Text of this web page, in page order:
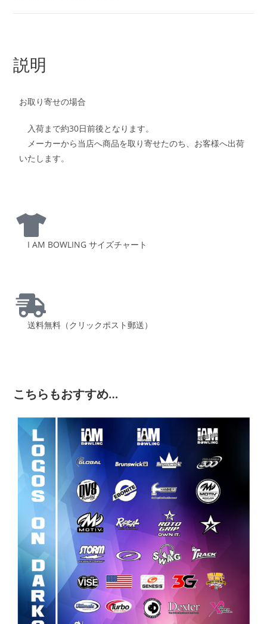
説明
お取り寄せの場合
入荷まで約30日前後となります。
メーカーから当店へ商品を取り寄せたのち、お客様へ出荷
いたします。
I AM BOWLING サイズチャート
送料無料（クリックポスト郵送）
こちらもおすすめ…